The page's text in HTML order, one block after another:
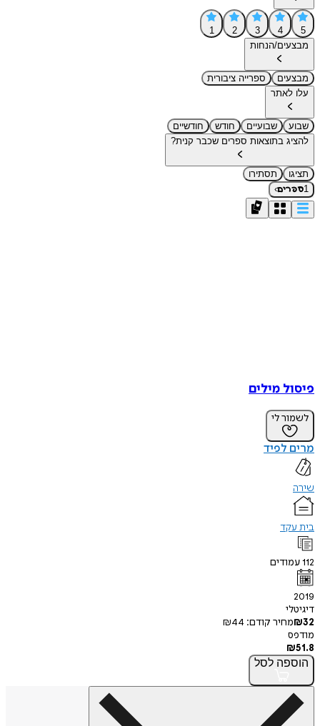
5
4
3
2
1
מבצעים/הנחות
מבצעים
ספרייה ציבורית
עלו לאתר
שבוע שבועיים חודש
חודשיים
להציג בתוצאות ספרים שכבר קנית?
תציגו
תסתירו
1ספרים›
פיסול מילים
לשמור לי
מרים לפיד
שירה
בית עקד
112עמודים
2019
דיגיטלי
₪32 מחיר קודם: ₪44
מודפס
₪51.8
הוספה לסל